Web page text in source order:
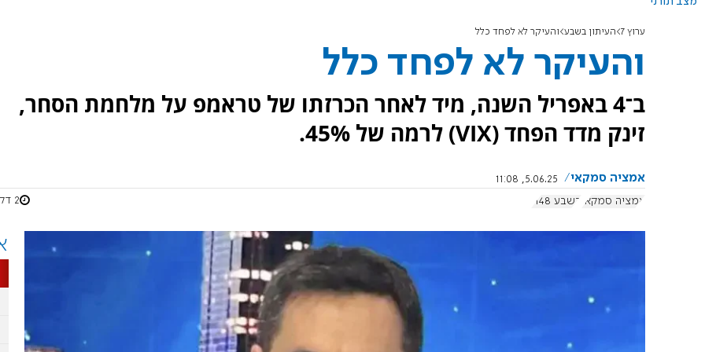
ערוץ 7 העיתון בשבע והעיקר לא לפחד כלל
והעיקר לא לפחד כלל
ב־4 באפריל השנה, מיד לאחר הכרזתו של טראמפ על מלחמת הסחר,
זינק מדד הפחד (VIX) לרמה של 45%.
אמציה סמקאי
5.06.25, 11:08
אמציה סמקאי בשבע 1148 2 דקות